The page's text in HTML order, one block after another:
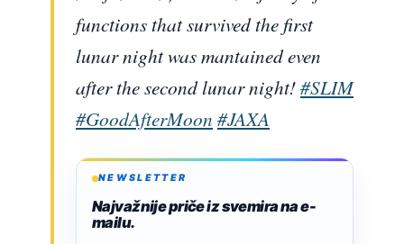
functions that survived the first
lunar night was mantained even
after the second lunar night!#SLIM
#GoodAfterMoon #JAXA
NEWSLETTER
Najvažnije priče iz svemira na e-
mailu.